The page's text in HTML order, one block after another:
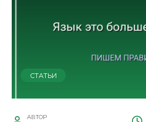
СТАТЬИ
АВТОР